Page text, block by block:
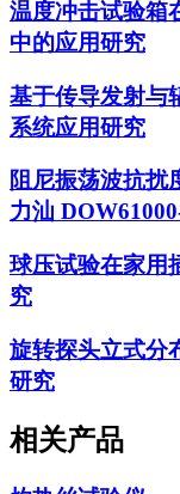
温度冲击试验箱
中的应用研究
基于传导发射与
系统应用研究
阻尼振荡波抗
力汕
球压试验在家用
究
旋转探头立式分
研究
相关产品